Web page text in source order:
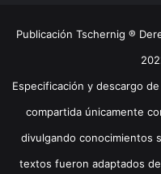
Publicación Tschernig ®
Especificación y descargo
compartida únicamente
divulgando conocimientos
textos fueron adaptados